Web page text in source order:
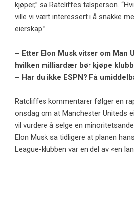
kjøper,” sa Ratcliffes talsperson.
ville vi vært interessert i å snakke
eierskap.”
– Etter Elon Musk vitser om Man
hvilken milliardær bør kjøpe
– Har du ikke ESPN? Få
Ratcliffes kommentarer følger en
onsdag om at Manchester Uniteds
vil vurdere å selge en
Elon Musk sa tidligere at planen
League-klubben var en del av «en